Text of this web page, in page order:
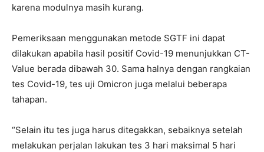
karena modulnya masih kurang.
Pemeriksaan menggunakan metode SGTF ini dapat
dilakukan apabila hasil positif Covid-19 menunjukkan CT-
Value berada dibawah 30. Sama halnya dengan rangkaian
tes Covid-19, tes uji Omicron juga melalui beberapa
tahapan.
“Selain itu tes juga harus ditegakkan, sebaiknya setelah
melakukan perjalan lakukan tes 3 hari maksimal 5 hari